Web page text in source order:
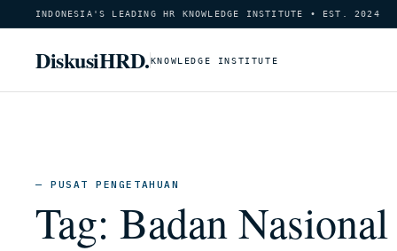
INDONESIA'S LEADING HR KNOWLEDGE INSTITUTE • EST. 2024
DiskusiHRD.KNOWLEDGE INSTITUTE
— PUSAT PENGETAHUAN
Tag: Badan